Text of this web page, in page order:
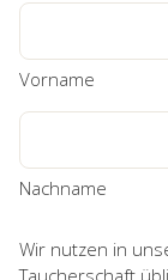
Vorname
Nachname
Wir nutzen in
Taucherschaft